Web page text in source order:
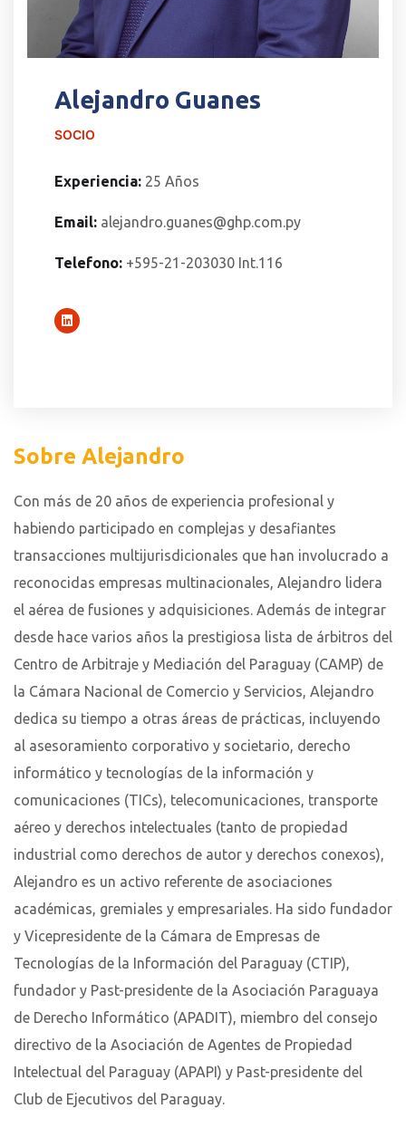
Alejandro Guanes
SOCIO
Experiencia: 25 Años
Email: alejandro.guanes@ghp.com.py
Telefono: +595-21-203030 Int.116
Sobre Alejandro
Con más de 20 años de experiencia profesional y
habiendo participado en complejas y desafiantes
transacciones multijurisdicionales que han involucrado a
reconocidas empresas multinacionales, Alejandro lidera
el aérea de fusiones y adquisiciones. Además de integrar
desde hace varios años la prestigiosa lista de árbitros del
Centro de Arbitraje y Mediación del Paraguay (CAMP) de
la Cámara Nacional de Comercio y Servicios, Alejandro
dedica su tiempo a otras áreas de prácticas, incluyendo
al asesoramiento corporativo y societario, derecho
informático y tecnologías de la información y
comunicaciones (TICs), telecomunicaciones, transporte
aéreo y derechos intelectuales (tanto de propiedad
industrial como derechos de autor y derechos conexos),
Alejandro es un activo referente de asociaciones
académicas, gremiales y empresariales. Ha sido fundador
y Vicepresidente de la Cámara de Empresas de
Tecnologías de la Información del Paraguay (CTIP),
fundador y Past-presidente de la Asociación Paraguaya
de Derecho Informático (APADIT), miembro del consejo
directivo de la Asociación de Agentes de Propiedad
Intelectual del Paraguay (APAPI) y Past-presidente del
Club de Ejecutivos del Paraguay.